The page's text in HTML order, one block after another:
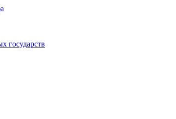
государств